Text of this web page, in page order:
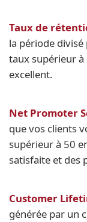
Taux de
la période
taux supérieur à
excellent.
Net Promoter
que vos clients
supérieur à 50
satisfaite et des
Customer
générée par un